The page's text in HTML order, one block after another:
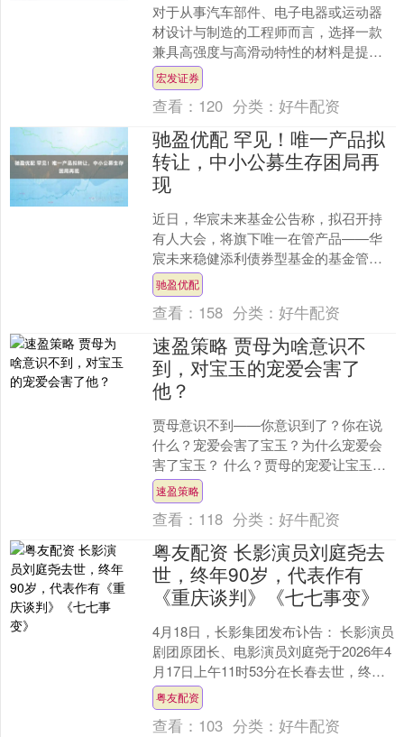
对于从事汽车部件、电子电器或运动器
材设计与制造的工程师而言，选择一款
兼具高强度与高滑动特性的材料是提升
产品性能的关键。LNP LUBRILOY
RF208这类P....
宏发证券
查看： 120 分类：好牛配资
驰盈优配 罕见！唯一产品拟
转让，中小公募生存困局再
现
近日，华宸未来基金公告称，拟召开持
有人大会，将旗下唯一在管产品——华
宸未来稳健添利债券型基金的基金管理
人变更为富国基金。若表决通过，华宸
未来将成为一家无产品可管....
驰盈优配
查看： 158 分类：好牛配资
速盈策略 贾母为啥意识不
到，对宝玉的宠爱会害了
他？
贾母意识不到——你意识到了？你在说
什么？宠爱会害了宝玉？为什么宠爱会
害了宝玉？ 什么？贾母的宠爱让宝玉不
好读书不求上进？怎么，你以为贾府是
小门小户、“手停口停”....
速盈策略
查看： 118 分类：好牛配资
粤友配资 长影演员刘庭尧去
世，终年90岁，代表作有
《重庆谈判》《七七事变》
4月18日，长影集团发布讣告： 长影演员
剧团原团长、电影演员刘庭尧于2026年4
月17日上午11时53分在长春去世，终年
90岁。刘庭尧告别仪式定于4月19日上
午....
粤友配资
查看： 103 分类：好牛配资